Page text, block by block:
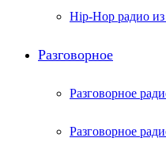
Hip-Hop радио
Разговорное
Разговорное
Разговорное